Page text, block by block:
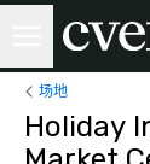
场地
Holiday